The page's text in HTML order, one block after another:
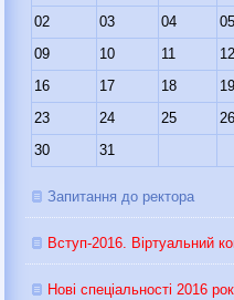
02
03 04 05
09
10 11 12
16
17 18 19
23
24 25 26
30
31
Запитання до ректора
Вступ-2016. Віртуальний
Нові спеціальності 2016